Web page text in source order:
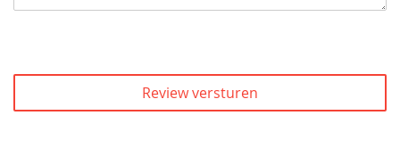
Review versturen